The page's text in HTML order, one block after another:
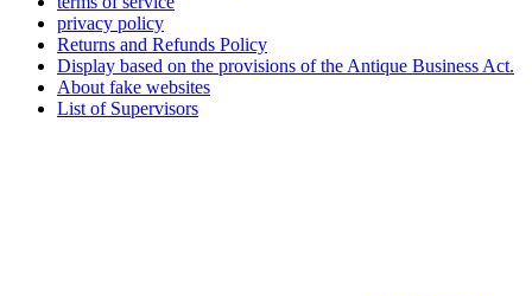
privacy policy
Returns and Refunds Policy
Display based on the provisions of the Antique Business Act.
About fake websites
List of Supervisors